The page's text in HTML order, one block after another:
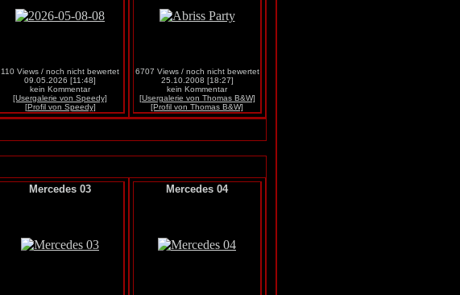
110 Views / noch nicht bewertet
09.05.2026 [11:48]
kein Kommentar
[Usergalerie von Speedy]
[Profil von Speedy]
6707 Views / noch nicht bewertet
25.10.2008 [18:27]
kein Kommentar
[Usergalerie von Thomas B&W]
[Profil von Thomas B&W]
Mercedes 03 Mercedes 04